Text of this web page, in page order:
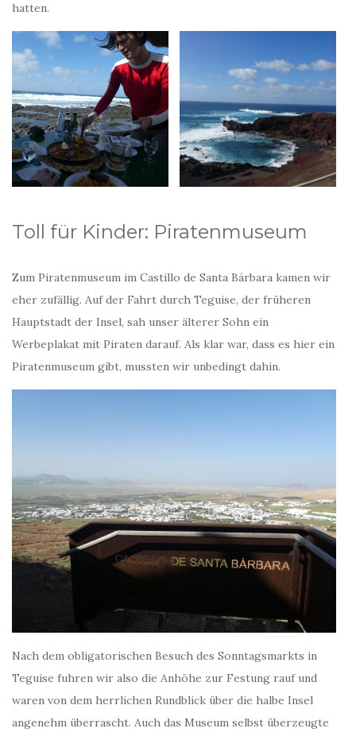
hatten.
Toll für Kinder: Piratenmuseum
Zum Piratenmuseum im Castillo de Santa Bárbara kamen wir
eher zufällig. Auf der Fahrt durch Teguise, der früheren
Hauptstadt der Insel, sah unser älterer Sohn ein
Werbeplakat mit Piraten darauf. Als klar war, dass es hier ein
Piratenmuseum gibt, mussten wir unbedingt dahin.
Nach dem obligatorischen Besuch des Sonntagsmarkts in
Teguise fuhren wir also die Anhöhe zur Festung rauf und
waren von dem herrlichen Rundblick über die halbe Insel
angenehm überrascht. Auch das Museum selbst überzeugte